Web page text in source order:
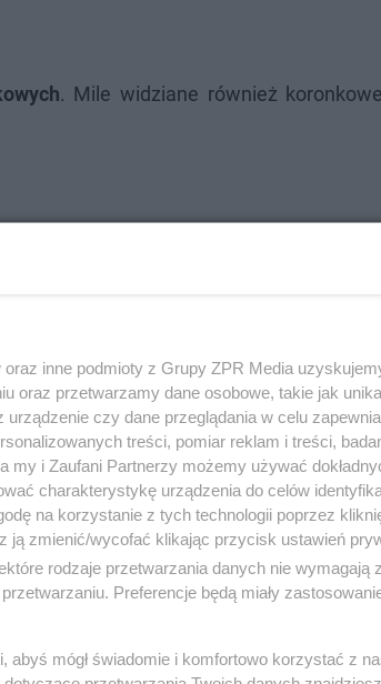
. Mile widziane również
plus Komercja” w Siedlc…
inne podmioty z Grupy ZPR Media
oraz przetwarzamy dane osobowe, takie jak
urządzenie czy dane przeglądania w celu
treści, pomiar reklam i treści,
my i Zaufani Partnerzy możemy używać
charakterystykę urządzenia do celów
na korzystanie z tych technologii poprzez
ją zmienić/wycofać klikając przycisk ustawień
rodzaje przetwarzania danych nie wymagają
Preferencje będą miały
abyś mógł świadomie i komfortowo korzystać z